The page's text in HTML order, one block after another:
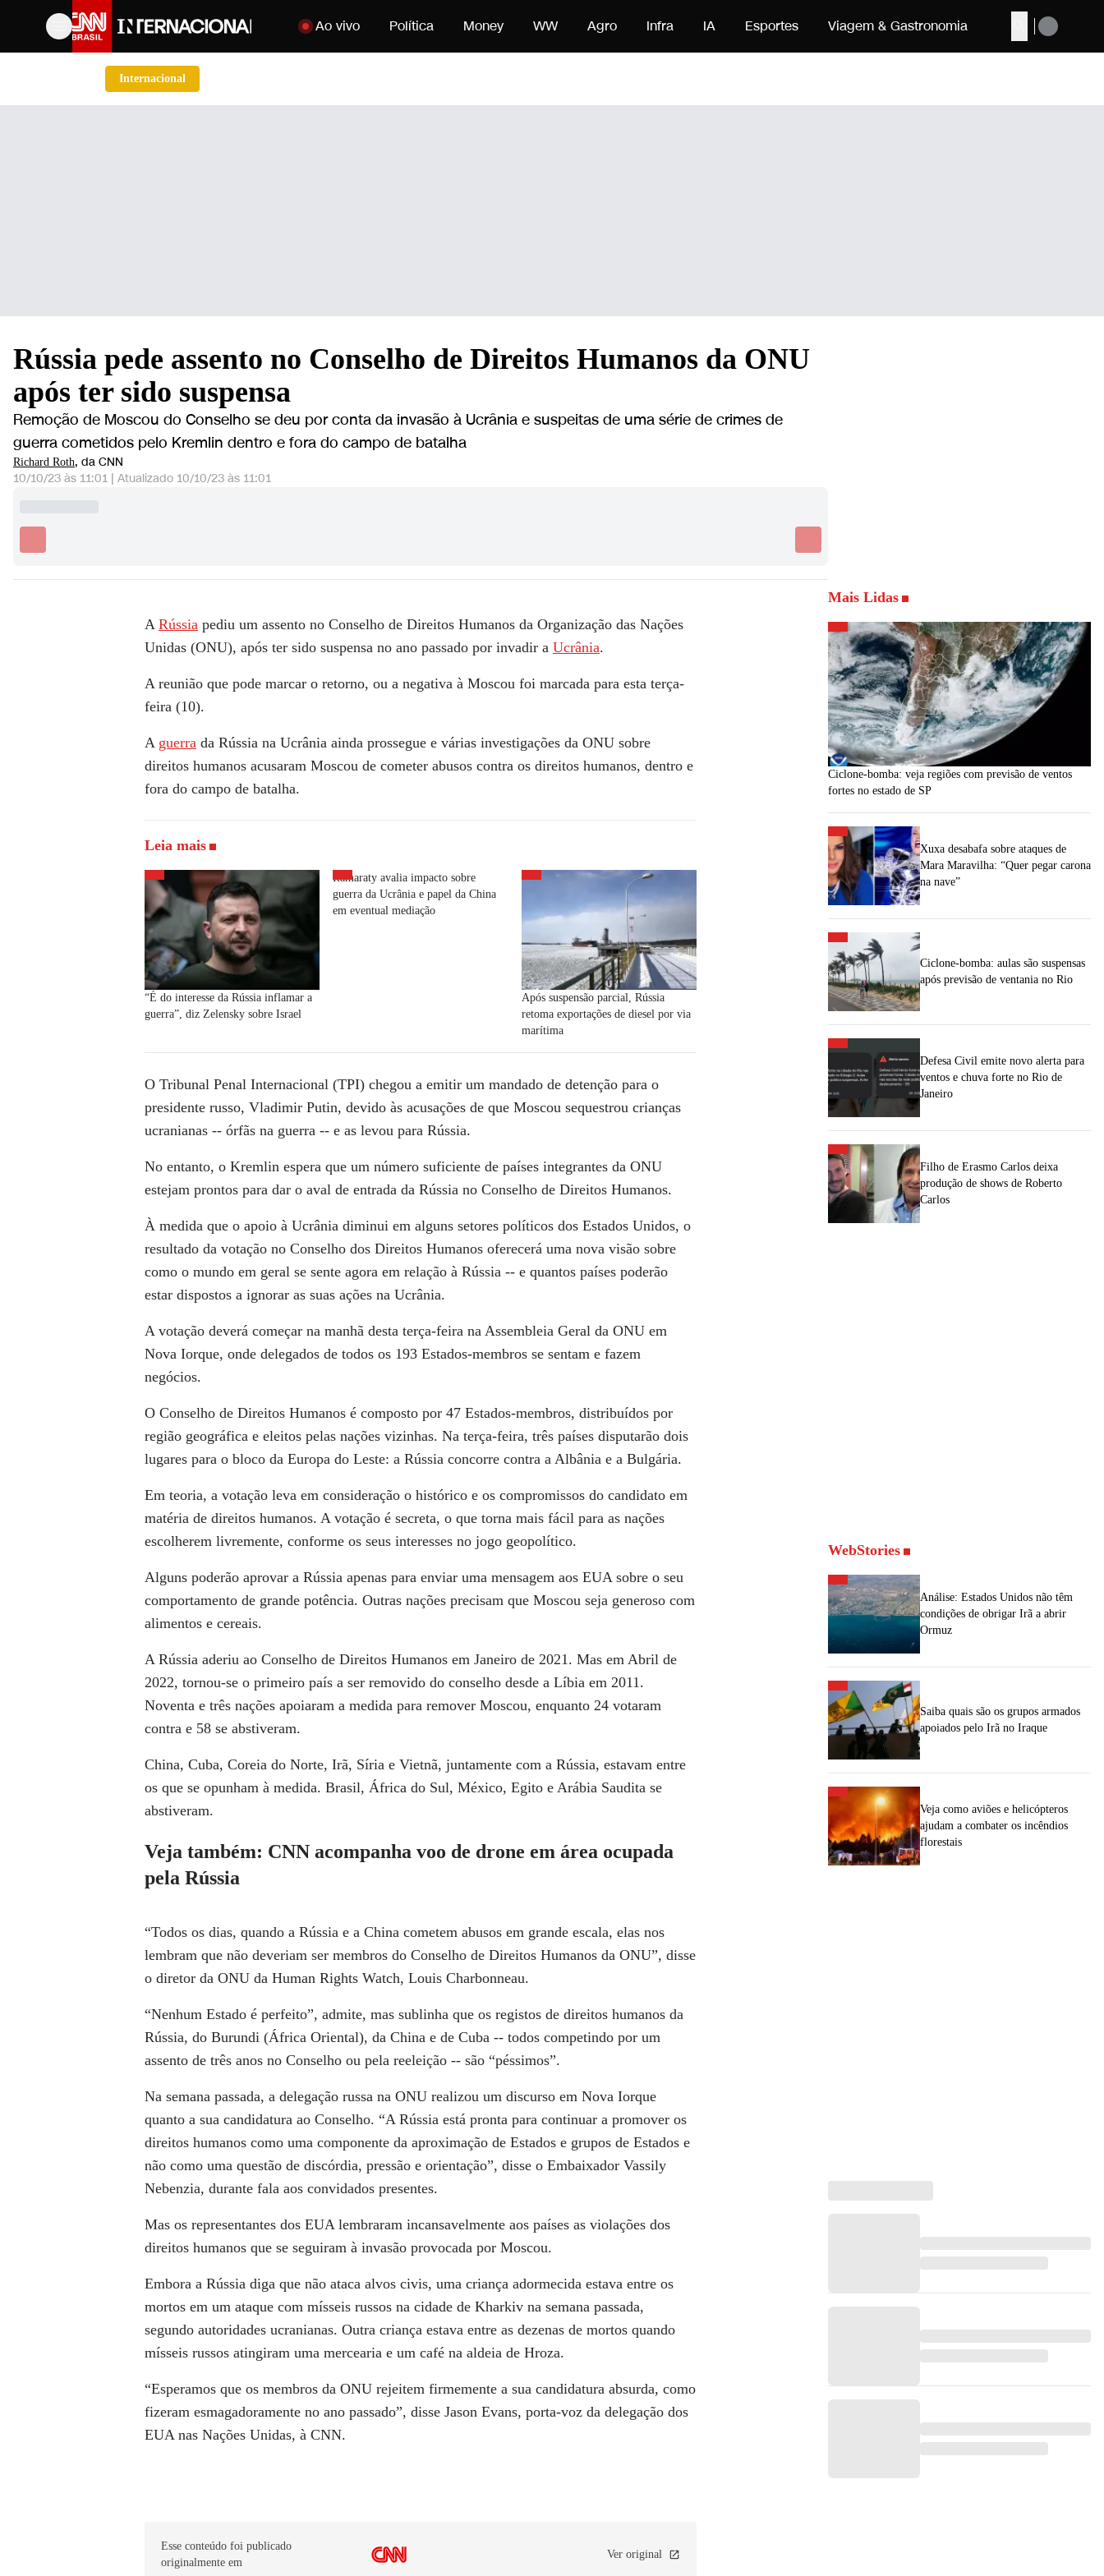
Buscar
Pular para o conteúdo
Ao vivo Política Money WW Agro Infra IA Esportes Viagem & Gastronomia
Internacional
Rússia pede assento no Conselho de Direitos Humanos da ONU
após ter sido suspensa
Remoção de Moscou do Conselho se deu por conta da invasão à Ucrânia e suspeitas de uma série de crimes de
guerra cometidos pelo Kremlin dentro e fora do campo de batalha
Richard Roth, da CNN
10/10/23 às 11:01 | Atualizado 10/10/23 às 11:01
A Rússia pediu um assento no Conselho de Direitos Humanos da Organização das Nações
Unidas (ONU), após ter sido suspensa no ano passado por invadir a Ucrânia.
A reunião que pode marcar o retorno, ou a negativa à Moscou foi marcada para esta terça-
feira (10).
A guerra da Rússia na Ucrânia ainda prossegue e várias investigações da ONU sobre
direitos humanos acusaram Moscou de cometer abusos contra os direitos humanos, dentro e
fora do campo de batalha.
Leia mais
“É do interesse da Rússia inflamar a
guerra”, diz Zelensky sobre Israel
Itamaraty avalia impacto sobre
guerra da Ucrânia e papel da China
em eventual mediação
Após suspensão parcial, Rússia
retoma exportações de diesel por via
marítima
O Tribunal Penal Internacional (TPI) chegou a emitir um mandado de detenção para o
presidente russo, Vladimir Putin, devido às acusações de que Moscou sequestrou crianças
ucranianas -- órfãs na guerra -- e as levou para Rússia.
No entanto, o Kremlin espera que um número suficiente de países integrantes da ONU
estejam prontos para dar o aval de entrada da Rússia no Conselho de Direitos Humanos.
À medida que o apoio à Ucrânia diminui em alguns setores políticos dos Estados Unidos, o
resultado da votação no Conselho dos Direitos Humanos oferecerá uma nova visão sobre
como o mundo em geral se sente agora em relação à Rússia -- e quantos países poderão
estar dispostos a ignorar as suas ações na Ucrânia.
A votação deverá começar na manhã desta terça-feira na Assembleia Geral da ONU em
Nova Iorque, onde delegados de todos os 193 Estados-membros se sentam e fazem
negócios.
O Conselho de Direitos Humanos é composto por 47 Estados-membros, distribuídos por
região geográfica e eleitos pelas nações vizinhas. Na terça-feira, três países disputarão dois
lugares para o bloco da Europa do Leste: a Rússia concorre contra a Albânia e a Bulgária.
Em teoria, a votação leva em consideração o histórico e os compromissos do candidato em
matéria de direitos humanos. A votação é secreta, o que torna mais fácil para as nações
escolherem livremente, conforme os seus interesses no jogo geopolítico.
Alguns poderão aprovar a Rússia apenas para enviar uma mensagem aos EUA sobre o seu
comportamento de grande potência. Outras nações precisam que Moscou seja generoso com
alimentos e cereais.
A Rússia aderiu ao Conselho de Direitos Humanos em Janeiro de 2021. Mas em Abril de
2022, tornou-se o primeiro país a ser removido do conselho desde a Líbia em 2011.
Noventa e três nações apoiaram a medida para remover Moscou, enquanto 24 votaram
contra e 58 se abstiveram.
China, Cuba, Coreia do Norte, Irã, Síria e Vietnã, juntamente com a Rússia, estavam entre
os que se opunham à medida. Brasil, África do Sul, México, Egito e Arábia Saudita se
abstiveram.
Veja também: CNN acompanha voo de drone em área ocupada
pela Rússia
“Todos os dias, quando a Rússia e a China cometem abusos em grande escala, elas nos
lembram que não deveriam ser membros do Conselho de Direitos Humanos da ONU”, disse
o diretor da ONU da Human Rights Watch, Louis Charbonneau.
“Nenhum Estado é perfeito”, admite, mas sublinha que os registos de direitos humanos da
Rússia, do Burundi (África Oriental), da China e de Cuba -- todos competindo por um
assento de três anos no Conselho ou pela reeleição -- são “péssimos”.
Na semana passada, a delegação russa na ONU realizou um discurso em Nova Iorque
quanto a sua candidatura ao Conselho. “A Rússia está pronta para continuar a promover os
direitos humanos como uma componente da aproximação de Estados e grupos de Estados e
não como uma questão de discórdia, pressão e orientação”, disse o Embaixador Vassily
Nebenzia, durante fala aos convidados presentes.
Mas os representantes dos EUA lembraram incansavelmente aos países as violações dos
direitos humanos que se seguiram à invasão provocada por Moscou.
Embora a Rússia diga que não ataca alvos civis, uma criança adormecida estava entre os
mortos em um ataque com mísseis russos na cidade de Kharkiv na semana passada,
segundo autoridades ucranianas. Outra criança estava entre as dezenas de mortos quando
mísseis russos atingiram uma mercearia e um café na aldeia de Hroza.
“Esperamos que os membros da ONU rejeitem firmemente a sua candidatura absurda, como
fizeram esmagadoramente no ano passado”, disse Jason Evans, porta-voz da delegação dos
EUA nas Nações Unidas, à CNN.
Esse conteúdo foi publicado
originalmente em
Ver original
Mais Lidas
Ciclone-bomba: veja regiões com previsão de ventos
fortes no estado de SP
Xuxa desabafa sobre ataques de
Mara Maravilha: “Quer pegar carona
na nave”
Ciclone-bomba: aulas são suspensas
após previsão de ventania no Rio
Defesa Civil emite novo alerta para
ventos e chuva forte no Rio de
Janeiro
Filho de Erasmo Carlos deixa
produção de shows de Roberto
Carlos
WebStories
Análise: Estados Unidos não têm
condições de obrigar Irã a abrir
Ormuz
Saiba quais são os grupos armados
apoiados pelo Irã no Iraque
Veja como aviões e helicópteros
ajudam a combater os incêndios
florestais